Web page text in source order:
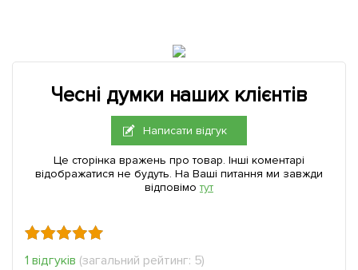
Чесні думки наших клієнтів
Написати відгук
Це сторінка вражень про товар. Інші коментарі
відображатися не будуть. На Ваші питання ми завжди
відповімо тут
1 відгуків (загальний рейтинг: 5)